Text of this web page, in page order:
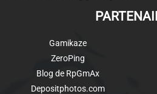
Gamikaze
ZeroPing
Blog de RpGmAx
Depositphotos.com